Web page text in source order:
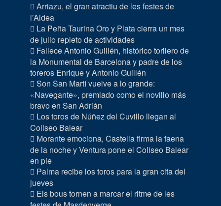
Arriazu, el gran atractiu de les festes de
l’Aldea
La Peña Taurina Oro y Plata cierra un mes
de julio repleto de actividades
Fallece Antonio Guillén, histórico torilero de
la Monumental de Barcelona y padre de los
toreros Enrique y Antonio Guillén
Son San Martí vuelve a lo grande:
«Navegante», premiado como el novillo más
bravo en San Adrián
Los toros de Núñez del Cuvillo llegan al
Coliseo Balear
Morante emociona, Castella firma la faena
de la noche y Ventura pone el Coliseo Balear
en pie
Palma recibe los toros para la gran cita del
jueves
Els bous tornen a marcar el ritme de les